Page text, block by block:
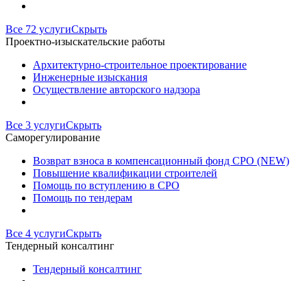
Все 72 услугиСкрыть
Проектно-изыскательские работы
Архитектурно-строительное проектирование
Инженерные изыскания
Осуществление авторского надзора
Все 3 услугиСкрыть
Саморегулирование
Возврат взноса в компенсационный фонд СРО (NEW)
Повышение квалификации строителей
Помощь по вступлению в СРО
Помощь по тендерам
Все 4 услугиСкрыть
Тендерный консалтинг
Тендерный консалтинг